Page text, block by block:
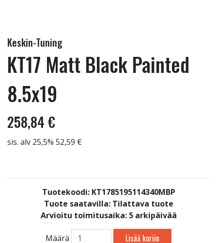
Keskin-Tuning
KT17 Matt Black Painted
8.5x19
258,84 €
sis. alv 25,5% 52,59 €
Tuotekoodi: KT1785195114340MBP
Tuote saatavilla: Tilattava tuote
Arvioitu toimitusaika: 5 arkipäivää
Määrä Lisää koriin